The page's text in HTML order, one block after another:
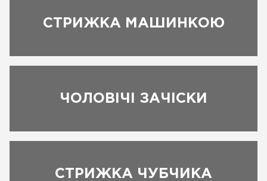
СТРИЖКА МАШИНКОЮ
ЧОЛОВІЧІ ЗАЧІСКИ
СТРИЖКА ЧУБЧИКА